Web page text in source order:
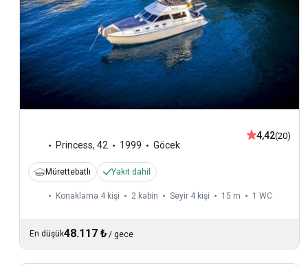
Princess, 42 1999 Göcek
4,42(20)
Mürettebatlı Yakıt dahil
Konaklama 4 kişi 2 kabin Seyir 4 kişi 15 m 1 WC
En düşük48.117 ₺ / gece